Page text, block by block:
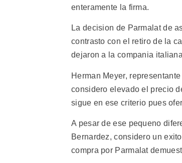
enteramente la firma.
La decision de Parmalat de
contrasto con el retiro de la
dejaron a la compania
Herman Meyer,
considero elevado el precio
sigue en ese criterio pues
A pesar de ese pequeno
Bernardez, considero un
compra por Parmalat